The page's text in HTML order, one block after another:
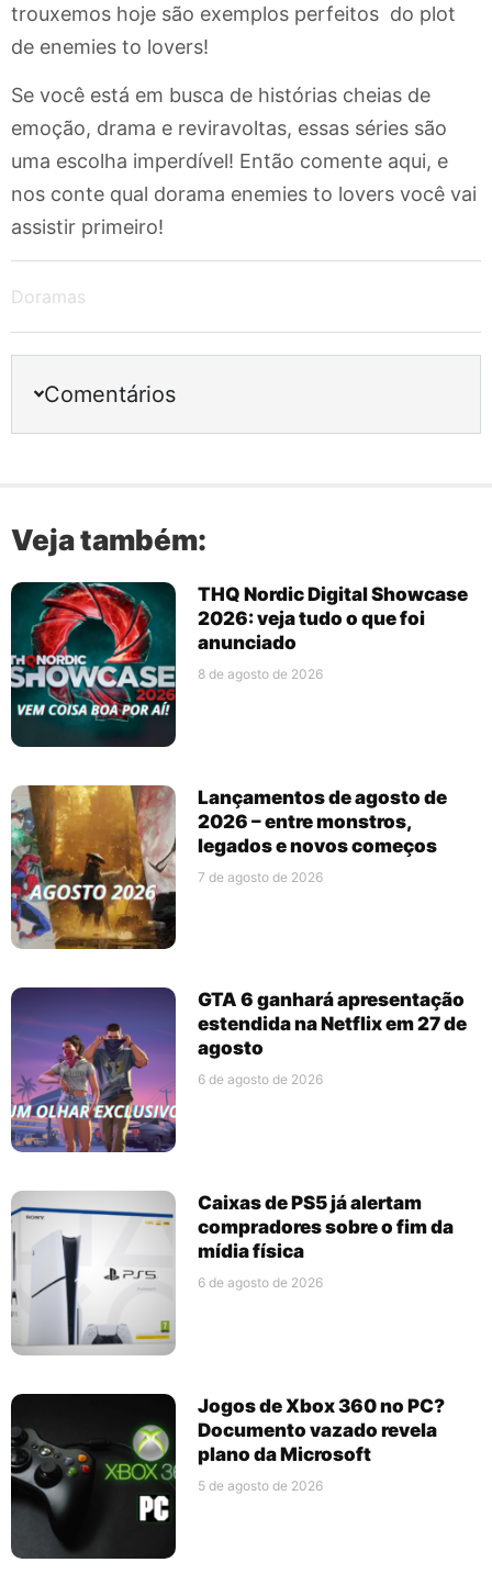
trouxemos hoje são exemplos perfeitos do plot
de enemies to lovers!
Se você está em busca de histórias cheias de
emoção, drama e reviravoltas, essas séries são
uma escolha imperdível! Então comente aqui, e
nos conte qual dorama enemies to lovers você vai
assistir primeiro!
Doramas
Comentários
Veja também:
THQ Nordic Digital Showcase
2026: veja tudo o que foi
anunciado
8 de agosto de 2026
Lançamentos de agosto de
2026 – entre monstros,
legados e novos começos
7 de agosto de 2026
GTA 6 ganhará apresentação
estendida na Netflix em 27 de
agosto
6 de agosto de 2026
Caixas de PS5 já alertam
compradores sobre o fim da
mídia física
6 de agosto de 2026
Jogos de Xbox 360 no PC?
Documento vazado revela
plano da Microsoft
5 de agosto de 2026